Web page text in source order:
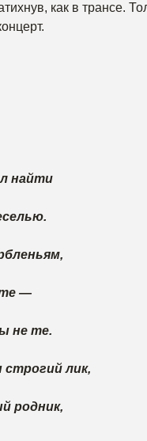
как в трансе.
найти
—
не те.
строгий лик,
родник,